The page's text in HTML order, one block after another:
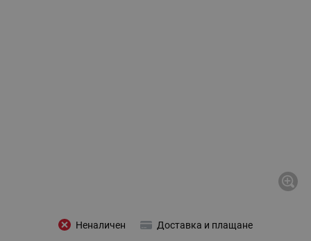
Неналичен Доставка и плащане